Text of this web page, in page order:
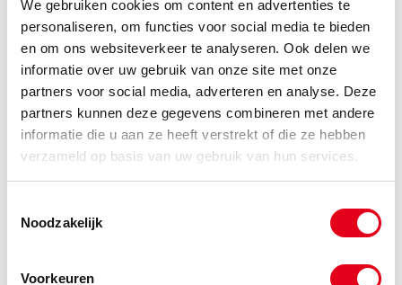
We gebruiken cookies om content en advertenties te
personaliseren, om functies voor social media te bieden
en om ons websiteverkeer te analyseren. Ook delen we
informatie over uw gebruik van onze site met onze
partners voor social media, adverteren en analyse. Deze
partners kunnen deze gegevens combineren met andere
informatie die u aan ze heeft verstrekt of die ze hebben
verzameld op basis van uw gebruik van hun services.
Noodzakelijk
Voorkeuren
DIN934
-